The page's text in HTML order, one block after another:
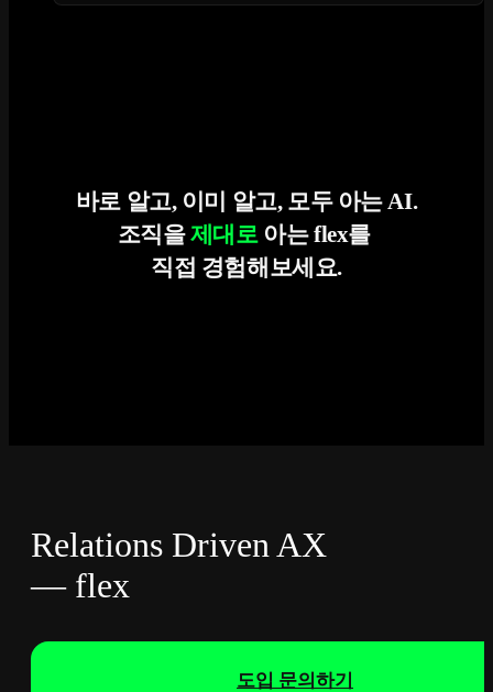
바로 알고, 이미 알고, 모두 아는 AI.
조직을제대로아는 flex를
직접 경험해보세요.
Relations Driven AX
— flex
도입 문의하기